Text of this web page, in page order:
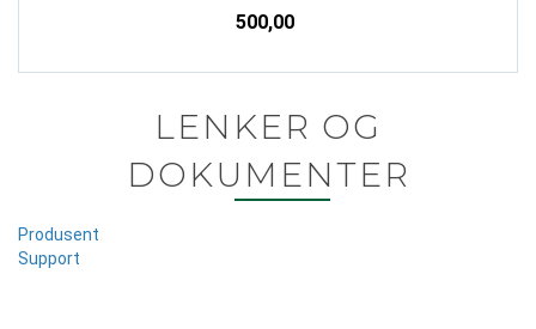
500,00
LENKER OG
DOKUMENTER
Produsent
Support